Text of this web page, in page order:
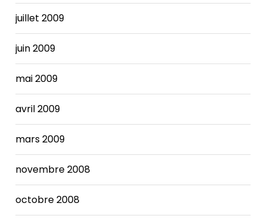
juillet 2009
juin 2009
mai 2009
avril 2009
mars 2009
novembre 2008
octobre 2008